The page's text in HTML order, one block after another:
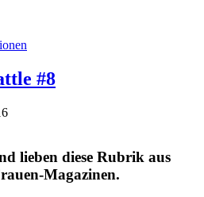
#8
lieben diese Rubrik aus
Magazinen.